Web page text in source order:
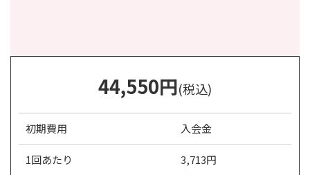
44,550円(税込)
初期費用 入会金
1回あたり 3,713円